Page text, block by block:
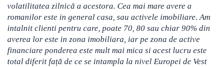
volatilitatea zilnică a acestora. Cea mai mare avere a
romanilor este in general casa, sau activele imobiliare. Am
intalnit clienti pentru care, poate 70, 80 sau chiar 90% din
averea lor este in zona imobiliara, iar pe zona de active
financiare ponderea este mult mai mica si acest lucru este
total diferit față de ce se intampla la nivel Europei de Vest